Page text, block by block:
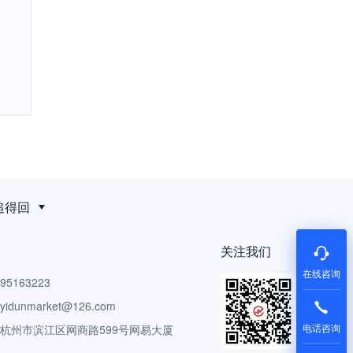
得回
州市滨江区网商路599号网易大厦
关注我们
在线咨询
电话咨询